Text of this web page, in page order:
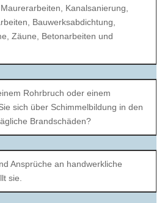
Kanalsanierung,
Bauwerksabdichtung,
Zäune, Betonarbeiten und
Rohrbruch oder einem
sich über Schimmelbildung in den
Brandschäden?
Ansprüche an handwerkliche
sie.